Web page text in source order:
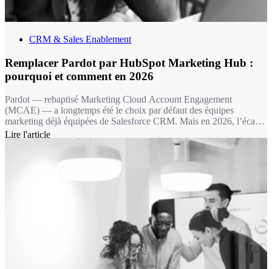
CRM & Sales Enablement
Remplacer Pardot par HubSpot Marketing Hub :
pourquoi et comment en 2026
Pardot — rebaptisé Marketing Cloud Account Engagement
(MCAE) — a longtemps été le choix par défaut des équipes
marketing déjà équipées de Salesforce CRM. Mais en 2026, l’écart
fonctionnel avec HubSpot Marketing Hub est devenu un fossé : 11
fonctionnalités marketing clés absentes chez Pardot, une IA de
contenu sans équivalent, et une expérience utilisateur qui fait la
différence dans l’adoption au quotidien.
Lire l'article